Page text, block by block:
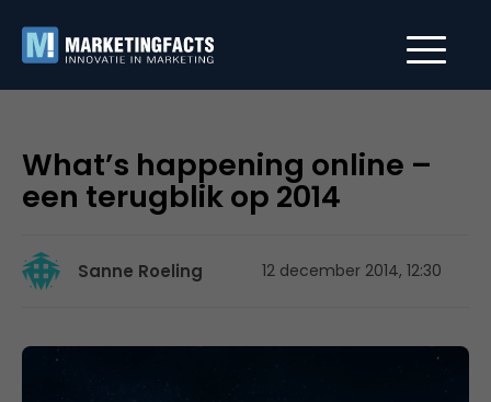
What’s happening online –
een terugblik op 2014
Sanne Roeling 12 december 2014, 12:30